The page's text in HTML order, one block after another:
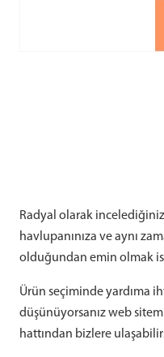
Radyal olarak
havlupanınıza ve aynı
olduğundan emin olmak
Ürün seçiminde yardıma
düşünüyorsanız web
hattından bizlere